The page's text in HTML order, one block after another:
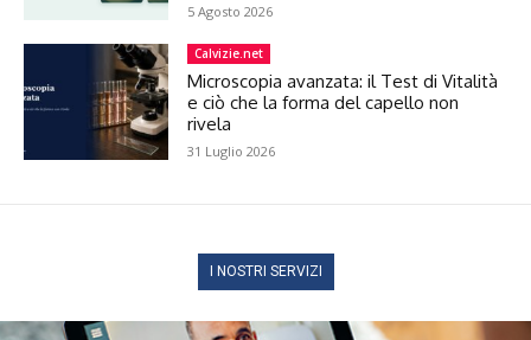
5 Agosto 2026
Calvizie.net
Microscopia avanzata: il Test di Vitalità
e ciò che la forma del capello non
rivela
31 Luglio 2026
I NOSTRI SERVIZI